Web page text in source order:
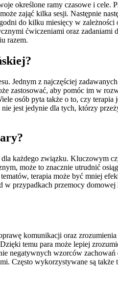
określone ramy czasowe i
zająć kilka sesji. Następnie
do kilku miesięcy w
ćwiczeniami oraz
razem.
Jednym z najczęściej
zastosować, aby pomóc im w
osób pyta także o to, czy
jest jedynie dla tych, którzy
każdego związku. Kluczowym
może to znacznie utrudnić
terapia może być mniej
przypadkach przemocy
komunikacji oraz
temu para może lepiej
negatywnych wzorców
Często wykorzystywane są